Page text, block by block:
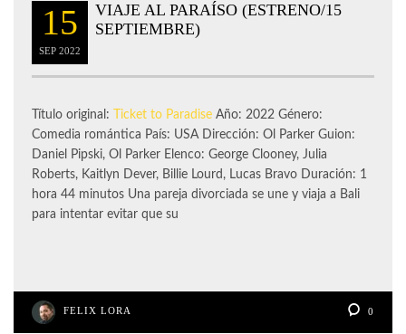
15
SEP 2022
VIAJE AL PARAÍSO (ESTRENO/15
SEPTIEMBRE)
Título original: Ticket to Paradise Año: 2022 Género:
Comedia romántica País: USA Dirección: Ol Parker Guion:
Daniel Pipski, Ol Parker Elenco: George Clooney, Julia
Roberts, Kaitlyn Dever, Billie Lourd, Lucas Bravo Duración: 1
hora 44 minutos Una pareja divorciada se une y viaja a Bali
para intentar evitar que su
FELIX LORA 0